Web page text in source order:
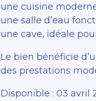
une cuisine
une salle d’eau
une cave, idéale
Le bien bénéficie
des prestations
Disponible : 03 avril